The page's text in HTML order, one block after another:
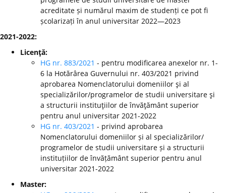
acreditate și numărul maxim de studenți ce pot fi
școlarizați în anul universitar 2022—2023
2021-2022:
Licenţă:
HG nr. 883/2021 - pentru modificarea anexelor nr. 1-
6 la Hotărârea Guvernului nr. 403/2021 privind
aprobarea Nomenclatorului domeniilor şi al
specializărilor/programelor de studii universitare şi
a structurii instituţiilor de învăţământ superior
pentru anul universitar 2021-2022
HG nr. 403/2021 - privind aprobarea
Nomenclatorului domeniilor și al specializărilor/
programelor de studii universitare și a structurii
instituțiilor de învățământ superior pentru anul
universitar 2021-2022
Master: